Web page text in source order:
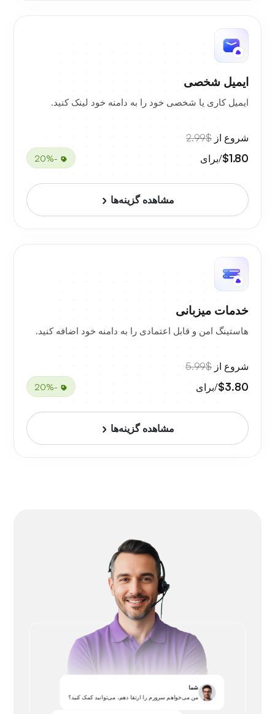
ایمیل شخصی
ایمیل کاری یا شخصی خود را به دامنه خود لینک کنید.
شروع از $2.99
$1.80/برای -20%
مشاهده گزینه‌ها
خدمات میزبانی
هاستینگ امن و قابل اعتمادی را به دامنه خود اضافه کنید.
شروع از $5.99
$3.80/برای -20%
مشاهده گزینه‌ها
شما
من می‌خواهم سرورم را ارتقا دهم، می‌توانید کمک کنید؟